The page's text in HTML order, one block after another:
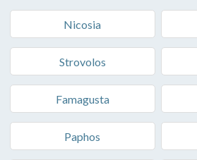
Nicosia
Strovolos
Famagusta
Paphos